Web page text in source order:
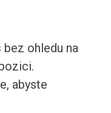
bez ohledu na
abyste